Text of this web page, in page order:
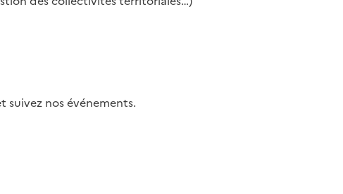
suivez nos événements.